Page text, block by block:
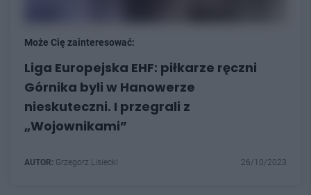
Może Cię zainteresować:
Liga Europejska EHF: piłkarze ręczni
Górnika byli w Hanowerze
nieskuteczni. I przegrali z
„Wojownikami”
AUTOR: Grzegorz Lisiecki 26/10/2023